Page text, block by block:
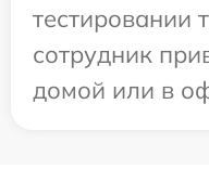
тестировании
сотрудник
домой или в